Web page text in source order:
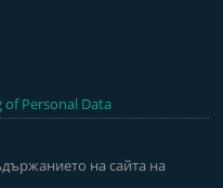
Personal Data
на сайта на